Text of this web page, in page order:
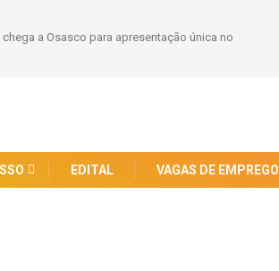
a Osasco para apresentação única no
EDITAL VAGAS DE EMPREGO